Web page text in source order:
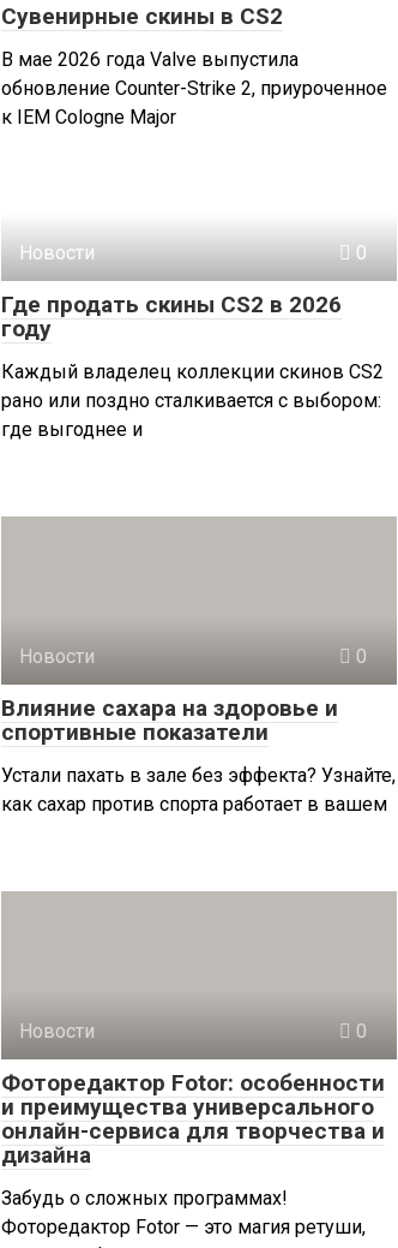
Сувенирные скины в CS2
В мае 2026 года Valve выпустила
обновление Counter-Strike 2, приуроченное
к IEM Cologne Major
Новости 0
Где продать скины CS2 в 2026
году
Каждый владелец коллекции скинов CS2
рано или поздно сталкивается с выбором:
где выгоднее и
Новости 0
Влияние сахара на здоровье и
спортивные показатели
Устали пахать в зале без эффекта? Узнайте,
как сахар против спорта работает в вашем
Новости 0
Фоторедактор Fotor: особенности
и преимущества универсального
онлайн-сервиса для творчества и
дизайна
Забудь о сложных программах!
Фоторедактор Fotor — это магия ретуши,